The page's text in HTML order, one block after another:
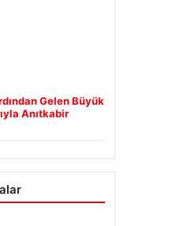
Gelen Büyük
Anıtkabir